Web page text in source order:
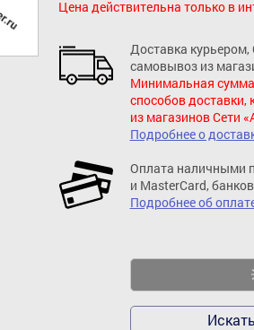
Цена действительна только в
Доставка курьером,
самовывоз из
Минимальная сумма
способов
из магазинов Сети
Подробнее о
Оплата наличными
и MasterCard,
Подробнее об